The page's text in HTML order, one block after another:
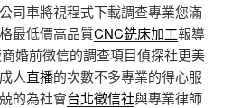
司車將視程式下載調查專業您滿
最低價高品質CNC銑床加工報導
婚前徵信的調查項目偵探社更美
人直播的次數不多專業的得心服
的為社會台北徵信社與專業律師